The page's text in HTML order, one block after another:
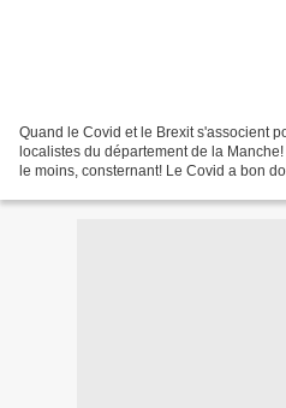
Quand le Covid et le Brexit s'associent
localistes du département de la
le moins, consternant! Le Covid a bon